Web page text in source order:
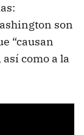
son
“causan
como a la